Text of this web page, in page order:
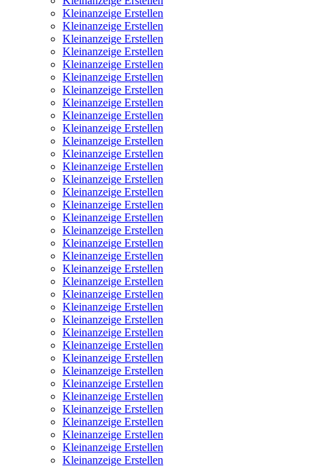
Kleinanzeige Erstellen
Kleinanzeige Erstellen
Kleinanzeige Erstellen
Kleinanzeige Erstellen
Kleinanzeige Erstellen
Kleinanzeige Erstellen
Kleinanzeige Erstellen
Kleinanzeige Erstellen
Kleinanzeige Erstellen
Kleinanzeige Erstellen
Kleinanzeige Erstellen
Kleinanzeige Erstellen
Kleinanzeige Erstellen
Kleinanzeige Erstellen
Kleinanzeige Erstellen
Kleinanzeige Erstellen
Kleinanzeige Erstellen
Kleinanzeige Erstellen
Kleinanzeige Erstellen
Kleinanzeige Erstellen
Kleinanzeige Erstellen
Kleinanzeige Erstellen
Kleinanzeige Erstellen
Kleinanzeige Erstellen
Kleinanzeige Erstellen
Kleinanzeige Erstellen
Kleinanzeige Erstellen
Kleinanzeige Erstellen
Kleinanzeige Erstellen
Kleinanzeige Erstellen
Kleinanzeige Erstellen
Kleinanzeige Erstellen
Kleinanzeige Erstellen
Kleinanzeige Erstellen
Kleinanzeige Erstellen
Kleinanzeige Erstellen